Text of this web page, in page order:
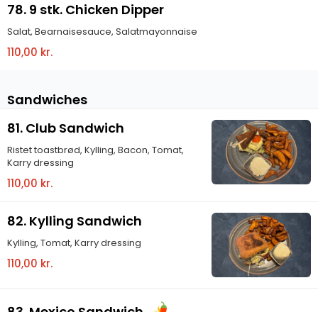
78. 9 stk. Chicken Dipper
Salat, Bearnaisesauce, Salatmayonnaise
110,00 kr.
Sandwiches
81. Club Sandwich
Ristet toastbrød, Kylling, Bacon, Tomat,
Karry dressing
110,00 kr.
82. Kylling Sandwich
Kylling, Tomat, Karry dressing
110,00 kr.